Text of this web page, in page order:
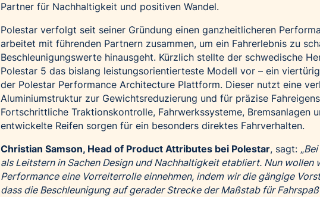
Partner für Nachhaltigkeit und positiven Wandel.
Polestar verfolgt seit seiner Gründung einen ganzheitlicheren
arbeitet mit führenden Partnern zusammen, um ein Fahrerlebnis zu
Beschleunigungswerte hinausgeht. Kürzlich stellte der schwedische
Polestar 5 das bislang leistungsorientierteste Modell vor – ein
der Polestar Performance Architecture Plattform. Dieser nutzt eine
Aluminiumstruktur zur Gewichtsreduzierung und für präzise
Fortschrittliche Traktionskontrolle, Fahrwerkssysteme, Bremsanlagen
entwickelte Reifen sorgen für ein besonders direktes Fahrverhalten.
Christian Samson, Head of Product Attributes bei Polestar, sagt: „
als Leitstern in Sachen Design und Nachhaltigkeit etabliert. Nun wollen
Performance eine Vorreiterrolle einnehmen, indem wir die gängige
dass die Beschleunigung auf gerader Strecke der Maßstab für